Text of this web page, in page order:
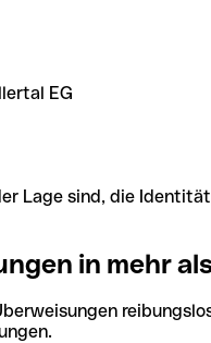
EG
Lage sind, die
in mehr